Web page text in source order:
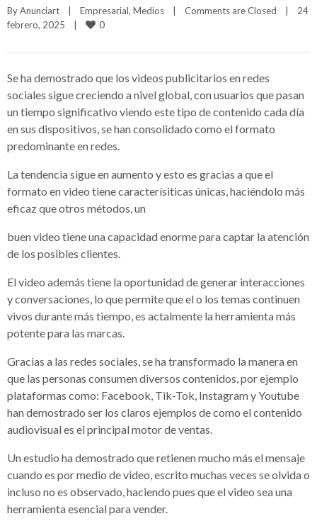
By Anunciart | Empresarial, Medios | Comments are Closed |
24
febrero, 2025 | 0
Se ha demostrado que los videos publicitarios en redes
sociales sigue creciendo a nivel global, con usuarios que pasan
un tiempo significativo viendo este tipo de contenido cada día
en sus dispositivos, se han consolidado como el formato
predominante en redes.
La tendencia sigue en aumento y esto es gracias a que el
formato en video tiene caracterísiticas únicas, haciéndolo más
eficaz que otros métodos, un
buen video tiene una capacidad enorme para captar la atención
de los posibles clientes.
El video además tiene la oportunidad de generar interacciones
y conversaciones, lo que permite que el o los temas continuen
vivos durante más tiempo, es actalmente la herramienta más
potente para las marcas.
Gracias a las redes sociales, se ha transformado la manera en
que las personas consumen diversos contenidos, por ejemplo
plataformas como: Facebook, Tik-Tok, Instagram y Youtube
han demostrado ser los claros ejemplos de como el contenido
audiovisual es el principal motor de ventas.
Un estudio ha demostrado que retienen mucho más el mensaje
cuando es por medio de video, escrito muchas veces se olvida o
incluso no es observado, haciendo pues que el video sea una
herramienta esencial para vender.